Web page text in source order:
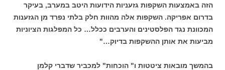
הזה באמצעות השקפות גזעניות הידועות היטב במערב, בעיקר
בדרום אפריקה. השקפות אלה מהוות חלק בלתי נפרד מן הגזענות
המכוונת נגד הפלסטינים והערבים ככלל… כל המפלגות הציוניות
מביעות את אותן ההשקפות בדיוק…"
בהמשך מובאות ציטטות ו" הוכחות" למכביר שדברי קלמן